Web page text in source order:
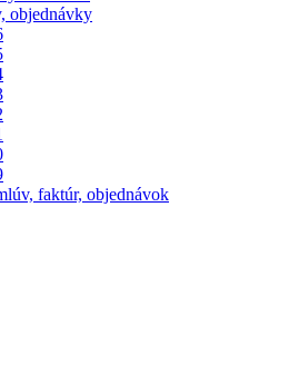
objednávky
faktúr, objednávok